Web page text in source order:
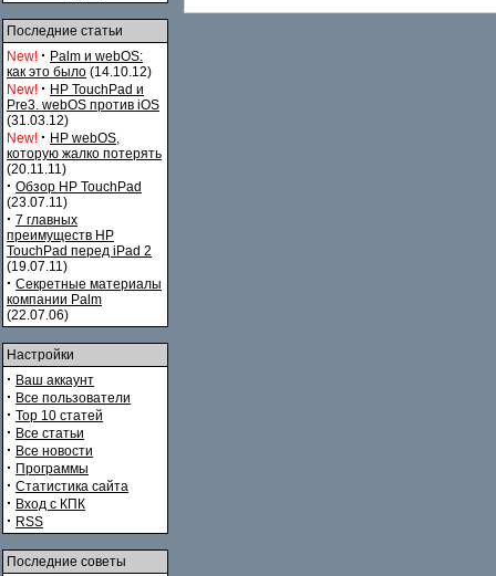
Последние статьи
New! · Palm и webOS:
как это было (14.10.12)
New! · HP TouchPad и
Pre3. webOS против iOS
(31.03.12)
New! · HP webOS,
которую жалко потерять
(20.11.11)
· Обзор HP TouchPad
(23.07.11)
· 7 главных
преимуществ HP
TouchPad перед iPad 2
(19.07.11)
· Секретные материалы
компании Palm
(22.07.06)
Настройки
· Ваш аккаунт
· Все пользователи
· Top 10 статей
· Все статьи
· Все новости
· Программы
· Статистика сайта
· Вход с КПК
· RSS
Последние советы